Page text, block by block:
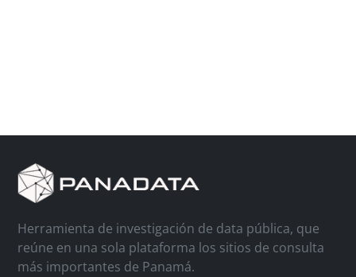
Herramienta de investigación de data pública, que
reúne en una sola plataforma los sitios de consulta
más importantes de Panamá.